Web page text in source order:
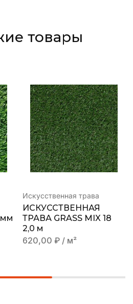
товары
мм
Искусственная трава
ИСКУССТВЕННАЯ
ТРАВА GRASS MIX 18
2,0 м
620,00 ₽ / м²